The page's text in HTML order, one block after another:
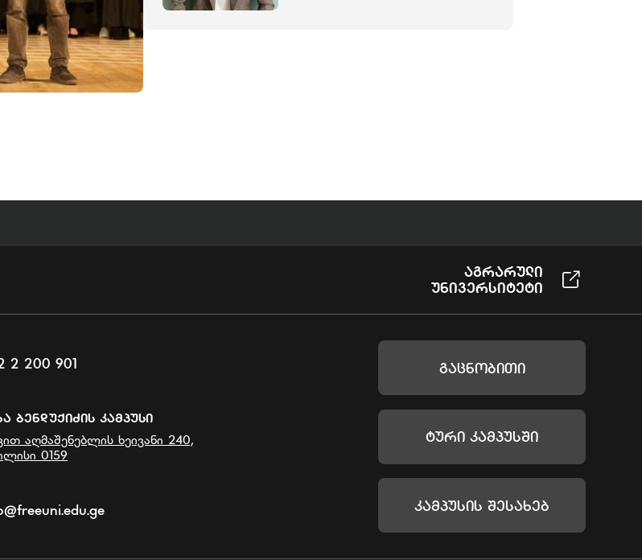
Აგრარული
Უნივერსიტეტი
2 200 901
Ბენდუქიძის Კამპუსი
აღმაშენებლის ხეივანი 240,
0159
Გაცნობითი
Ტური Კამპუსში
Კამპუსის Შესახებ